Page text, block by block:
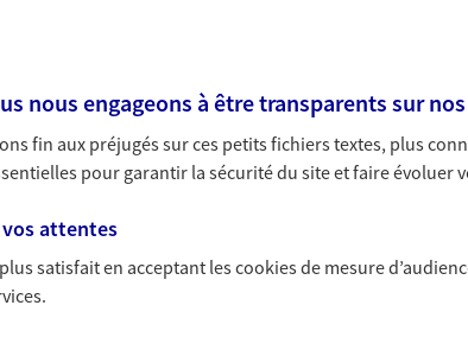
bilan complet de votre situation. Une analyse
vous formuler des conseils cohérents avec vos
les aléas graves avec nos
prévoyance
travailleur non salarié ou particulier non couvert
de prévoyance collectif ? Protégez-vous
nous engageons à être transparents sur
fin aux préjugés sur ces petits fichiers textes, plus
pour garantir la sécurité du site et faire évoluer
vos attentes
satisfait en acceptant lescookiesde mesure